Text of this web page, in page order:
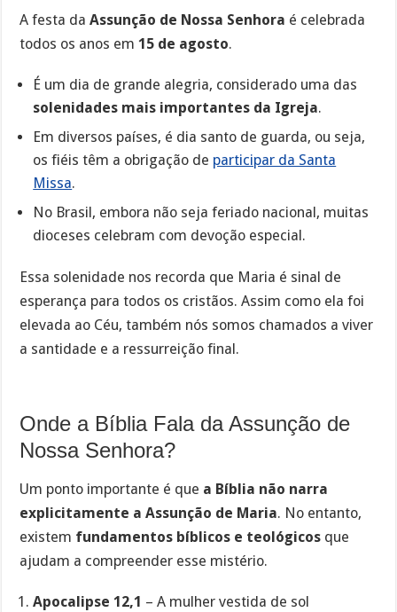
A festa daAssunção de Nossa Senhora é celebrada
todos os anos em15 de agosto.
É um dia de grande alegria, considerado uma das
solenidades mais importantes da Igreja.
Em diversos países, é dia santo de guarda, ou seja,
os fiéis têm a obrigação de participar da Santa
Missa.
No Brasil, embora não seja feriado nacional, muitas
dioceses celebram com devoção especial.
Essa solenidade nos recorda que Maria é sinal de
esperança para todos os cristãos. Assim como ela foi
elevada ao Céu, também nós somos chamados a viver
a santidade e a ressurreição final.
Onde a Bíblia Fala da Assunção de
Nossa Senhora?
Um ponto importante é que a Bíblia não narra
explicitamente a Assunção de Maria. No entanto,
existem fundamentos bíblicos e teológicos que
ajudam a compreender esse mistério.
Apocalipse 12,1 – A mulher vestida de sol